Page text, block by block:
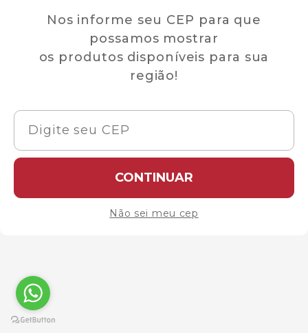
Nos informe seu CEP para que
possamos mostrar
os produtos disponíveis para sua
região!
CONTINUAR
Não sei meu cep